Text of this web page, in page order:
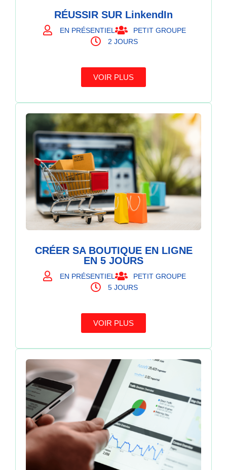
RÉUSSIR SUR LinkendIn
EN PRÉSENTIEL
PETIT GROUPE
2 JOURS
VOIR PLUS
CRÉER SA BOUTIQUE EN LIGNE
EN 5 JOURS
EN PRÉSENTIEL
PETIT GROUPE
5 JOURS
VOIR PLUS